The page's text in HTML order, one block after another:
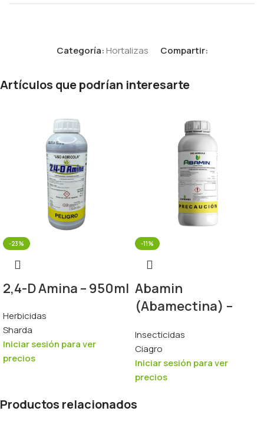
Categoría:Hortalizas Compartir:
Artículos que podrían interesarte
-23%
2,4-D Amina – 950ml
Herbicidas
Sharda
Iniciar sesión para ver
precios
-11%
Abamin
(Abamectina) –
Insecticidas
Ciagro
Iniciar sesión para ver
precios
Productos relacionados